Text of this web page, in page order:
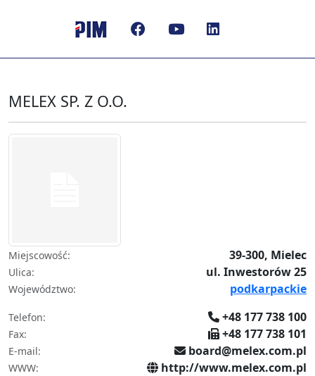
MELEX SP. Z O.O.
Miejscowość: 39-300, Mielec
Ulica: ul. Inwestorów 25
Województwo: podkarpackie
Telefon: +48 177 738 100
Fax: +48 177 738 101
E-mail: board@melex.com.pl
WWW: http://www.melex.com.pl